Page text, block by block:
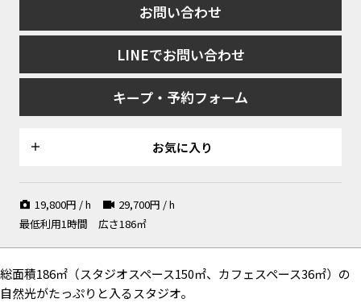
可動式のヘリンボーンの壁
明るいサンルーム
お問い合わせ
LINEでお問い合わせ
キープ・予約フォーム
お気に入り
19,800円 / h 29,700円 / h
最低利用1時間
広さ186㎡
総面積186㎡（スタジオスペース150㎡、カフェスペース36㎡）の
自然光がたっぷりと入るスタジオ。